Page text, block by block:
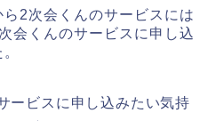
2次会くんのサービスには
会くんのサービスに申し込
ービスに申し込みたい気持